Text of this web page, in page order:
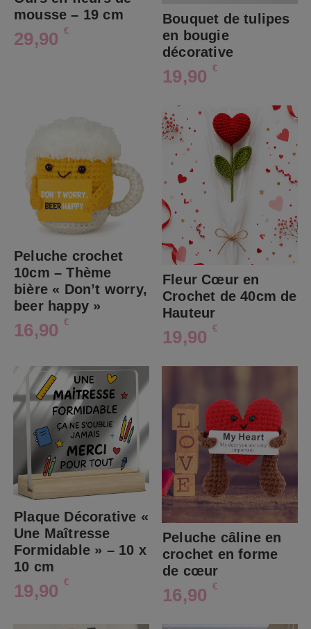
mousse – 19 cm
29,90 €
Bouquet de tulipes
en bougie
décorative
19,90 €
Peluche crochet
10cm – Thème
bière « Don’t worry,
beer happy »
16,90 €
Fleur Cœur en
Crochet de 40cm de
Hauteur
19,90 €
Plaque Décorative «
Une Maîtresse
Formidable » – 10 x
10 cm
19,90 €
Peluche câline en
crochet en forme
de cœur
16,90 €